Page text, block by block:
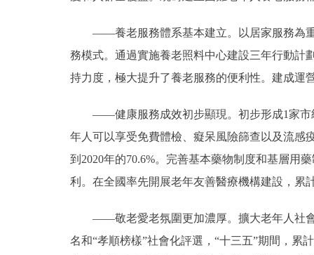
——養老服務體系基本建立。以居家服務為重
務模式。通過實施養老照料中心建設三年行動計
持力度，極大提升了養老服務的便利性。建成運
——健康服務成效初步顯現。初步形成1家市級
年人可以享受免費體檢、癡呆風險篩查以及流感
到2020年的70.6%。完善基本藥物制度和基層用
利。在全國率先開展老年友善醫療機構建設，累
——敬老愛老氛圍更加濃厚。擴大老年人社會
名和“孝順榜樣”社會化評選，“十三五”期間，累